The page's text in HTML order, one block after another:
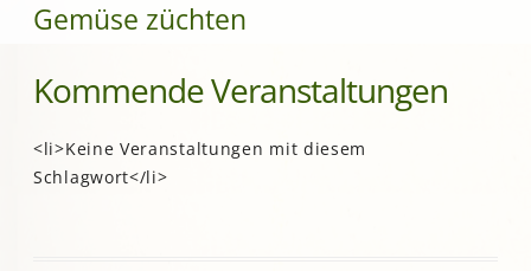
Gemüse züchten
Kommende Veranstaltungen
<li>Keine Veranstaltungen mit diesem
Schlagwort</li>